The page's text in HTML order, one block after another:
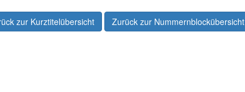
zur Kurztitelübersicht Zurück zur Nummernblockübersicht